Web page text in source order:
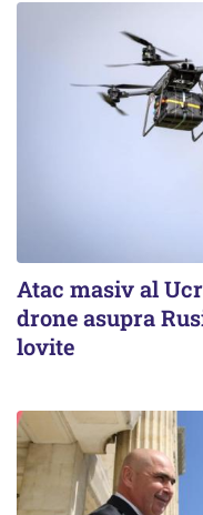
Atac masiv al
drone asupra
lovite